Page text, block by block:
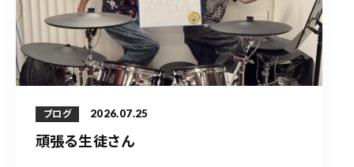
ブログ 2026.07.25
頑張る生徒さん